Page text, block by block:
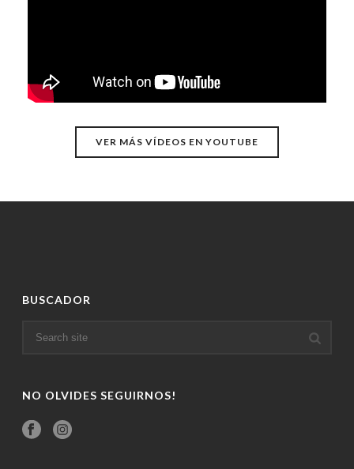
VER MÁS VÍDEOS EN YOUTUBE
BUSCADOR
NO OLVIDES SEGUIRNOS!